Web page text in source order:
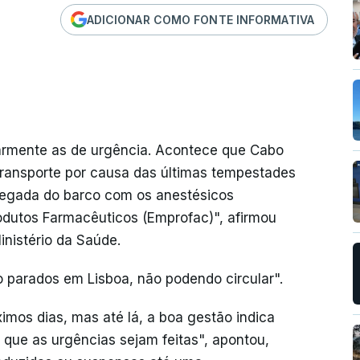
ADICIONAR COMO FONTE INFORMATIVA
as de urgência. Acontece que Cabo
por causa das últimas tempestades
do barco com os anestésicos
Farmacêuticos (Emprofac)", afirmou
da Saúde.
em Lisboa, não podendo circular".
dias, mas até lá, a boa gestão indica
as urgências sejam feitas", apontou,